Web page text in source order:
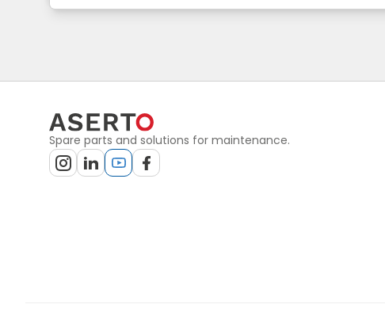
Spare parts and solutions for maintenance.